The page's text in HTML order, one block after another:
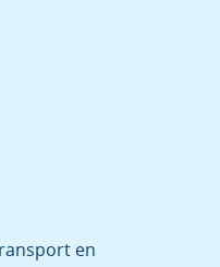
en